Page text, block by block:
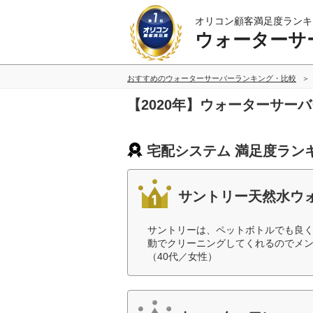
オリコン顧客満足度ラン
ウォーターサ
おすすめのウォーターサーバーランキング・比較
【2020年】ウォーターサー
宅配システム 満足度ラン
サントリー天然水ウ
サントリーは、ペットボトルでも良
動でクリーニングしてくれるのでメ
（40代／女性）